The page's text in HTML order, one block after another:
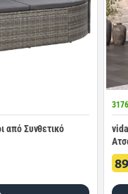
από Συνθετικό